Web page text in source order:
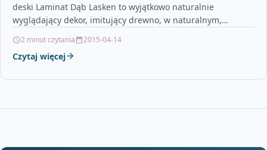
deski Laminat Dąb Lasken to wyjątkowo naturalnie
wyglądający dekor, imitujący drewno, w naturalnym,
2 minut czytania 2015-04-14
Czytaj więcej